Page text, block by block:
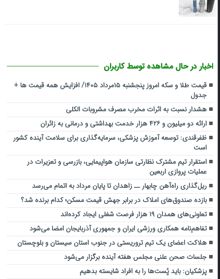
اخبار در حال مشاهده توسط کاربران
قیمت طلا و سکه امروز پنجشنبه ۱۵مرداد ۱۴۰۵/ افزایش همه قیمت ها +
جدول
هشدار نسبت به اثرات مخرب مصرف مشروبات الکلی
ارائه دو میلیون و ۴۲۶ هزار خدمت بهداشتی و درمانی به زائران
ظفرقندی: توسعه آموزش پزشکی، سرمایه‌گذاری برای سلامت آینده کشور
است
استقرار تیم مشترک نظارتی سازمان هواپیمایی، بازرسی و تعزیرات در
عملیات پروازی اربعین
ریل‌گذاری راه‌آهن چابهار ــ زاهدان تا پایان مرداد به اتمام می‌رسد
بازده صندوق‌های املاک در برابر جهش قیمت مسکن؛ کدام برنده شد؟
تعاونی‌های همدان ۱۹ هزار فرصت شغلی ایجاد کرده‌اند
تفاهم‌نامه همکاری ورزشی ایران و جمهوری آذربایجان امضا می‌شود
هلاکت اعضای یک تیم تروریستی در جنوب استان سیستان و بلوچستان
جلسات صحن علنی مجلس هفته آینده برگزار می‌شود
پزشکیان: باید پُست‌ها را به افراد شایسته بدهیم